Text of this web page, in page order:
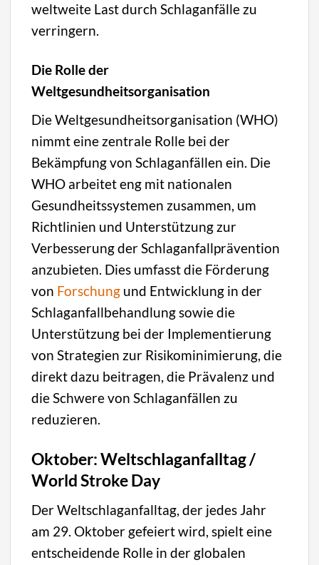
weltweite Last durch Schlaganfälle zu
verringern.
Die Rolle der
Weltgesundheitsorganisation
Die Weltgesundheitsorganisation (WHO)
nimmt eine zentrale Rolle bei der
Bekämpfung von Schlaganfällen ein. Die
WHO arbeitet eng mit nationalen
Gesundheitssystemen zusammen, um
Richtlinien und Unterstützung zur
Verbesserung der Schlaganfallprävention
anzubieten. Dies umfasst die Förderung
von Forschung und Entwicklung in der
Schlaganfallbehandlung sowie die
Unterstützung bei der Implementierung
von Strategien zur Risikominimierung, die
direkt dazu beitragen, die Prävalenz und
die Schwere von Schlaganfällen zu
reduzieren.
Oktober: Weltschlaganfalltag /
World Stroke Day
Der Weltschlaganfalltag, der jedes Jahr
am 29. Oktober gefeiert wird, spielt eine
entscheidende Rolle in der globalen